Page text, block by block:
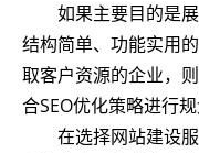
如果主要目的是
结构简单、功能实用
取客户资源的企业，
合SEO优化策略进行规
在选择网站建设